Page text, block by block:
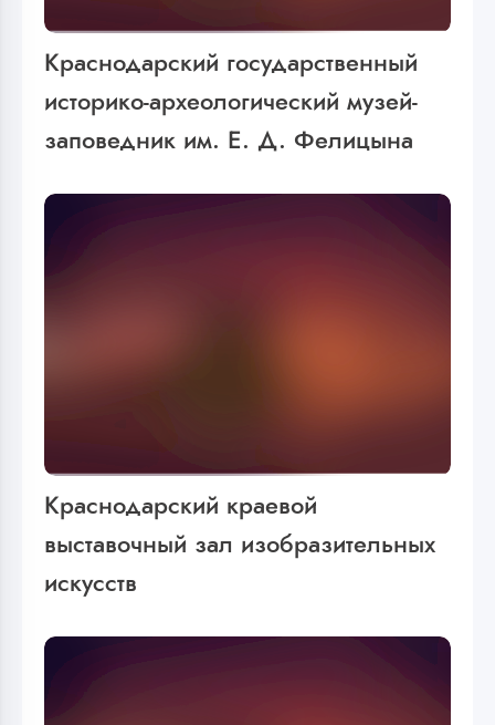
Краснодарский государственный
историко-археологический музей-
заповедник им. Е. Д. Фелицына
Краснодарский краевой
выставочный зал изобразительных
искусств